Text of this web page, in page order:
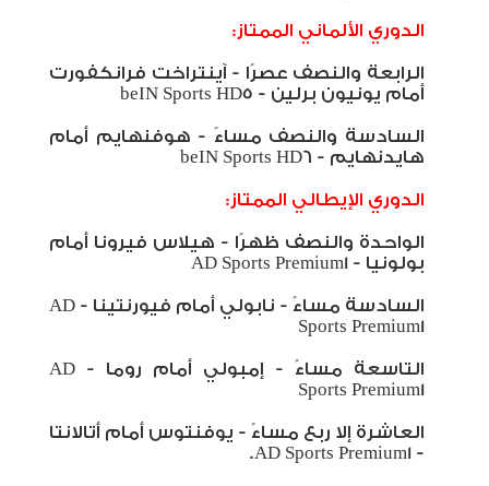
الدوري الألماني الممتاز:
الرابعة والنصف عصرًا - آينتراخت فرانكفورت
أمام يونيون برلين - beIN Sports HD5
السادسة والنصف مساءً - هوفنهايم أمام
هايدنهايم - beIN Sports HD6
الدوري الإيطالي الممتاز:
الواحدة والنصف ظهرًا - هيلاس فيرونا أمام
بولونيا - AD Sports Premium1
السادسة مساءً - نابولي أمام فيورنتينا - AD
Sports Premium1
التاسعة مساءً - إمبولي أمام روما - AD
Sports Premium1
العاشرة إلا ربع مساءً - يوفنتوس أمام أتالانتا
-
AD Sports Premium1
.